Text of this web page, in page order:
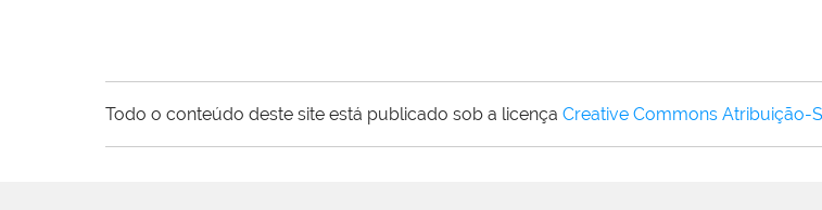
Todo o conteúdo deste site está publicado sob a licença Creative Commons Atribuição-